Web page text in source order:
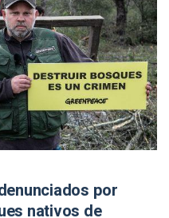
por
nativos de